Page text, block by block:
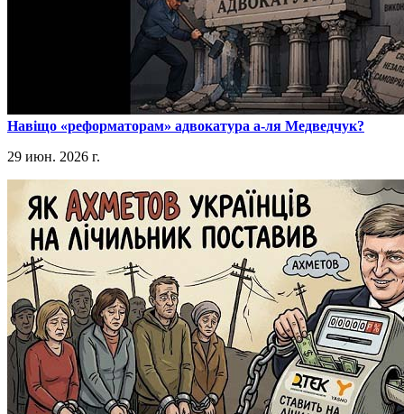
​Навіщо «реформаторам» адвокатура а-ля Медведчук?
29 июн. 2026 г.